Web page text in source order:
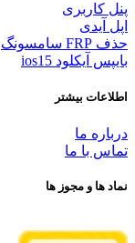
پنل کاربری
اپل آیدی
حذف FRP سامسونگ
بایپس آیکلود ios15
اطلاعات بیشتر
درباره ما
تماس با ما
نماد ها و مجوز ها